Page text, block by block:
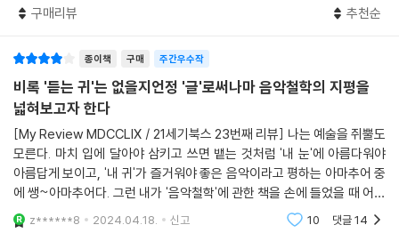
예술적·음악적 가능성을 다양하게 열어준다.
에 귀결된다. ‘예술에서 문제 삼는 것은 단순히 유쾌하고 유익한 유희가 아
니라 진리의 전개’라는 그의 철학은 연주에 그대로 적용된다. 그는 연주에
서 필수적인 요소인 분석을 통해서 “사실이라는 수준을 넘어선 ‘그 이상의
것’”이 드러난다고 보면서, 이것이 궁극적으로 “진리 내용”이라고 역설한
바 있다.(Analyse 78) 그러므로 연주는 바로 음악의 진리함축성의 실현
이라고 볼 수 있는 것이다. 그래서 아도르노가 궁극적으로 진정한 연주를
“비동일성의 동일성, 동일성의 비동일성의 실현”(NS 143)으로 규정하는
여 음악을 논한 칸트, 헤겔, 쉘링, 쇼펜하우어, 니체, 아도르노, 하이데거,
력 비판』에 나타난 칸트의 사상이 음악의 자율성을 강조하는 절대음악 미
학의 기반이 되었다면, 쇼펜하우어의 『의지와 표상으로서의 세계』 에 나타
난 미학적 사상은 음악에 확고한 철학적 의미를 부여하였다. 더 나아가 진
리의 세계는 심미적 사유를 통해서 가능하다고 본 아도르노는 음악의 위상
을 더욱 높은 위치로 끌어 올렸다. 이 책에서는 이렇듯 클래식부터 대중음
악까지, 음악 전반에 영향을 미친 철학적 사상을 살펴보며 드뷔시의 달빛
부터 BTS의 봄날까지 한 곡 한 곡에 담긴 인문학적 배경을 들려줌으로써
보다 풍부하고 깊이 있는 음악 감상을 가능케 한다.
구매리뷰 추천순
종이책 구매 주간우수작
비록 '듣는 귀'는 없을지언정 '글'로써나마 음악철학의 지평을
넓혀보고자 한다
[My Review MDCCLIX / 21세기북스 23번째 리뷰] 나는 예술을 쥐뿔도
모른다. 마치 입에 달아야 삼키고 쓰면 뱉는 것처럼 '내 눈'에 아름다워야
아름답게 보이고, '내 귀'가 즐거워야 좋은 음악이라고 평하는 아마추어 중
에 쌩~아마추어다. 그런 내가 '음악철학'에 관한 책을 손에 들었을 때 어떤
느낌이었을까? '[미학]이란 이런 것'이라고 아무리 설명해도 반에 반쯤 이
해할까 말까 그
z******8 2024.04.18. 신고 10 댓글14